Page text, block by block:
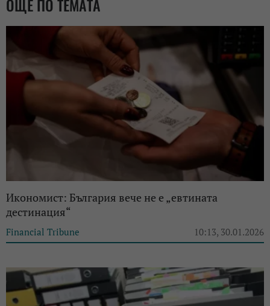
ОЩЕ ПО ТЕМАТА
Икономист: България вече не е „евтината
дестинация“
Financial Tribune 10:13, 30.01.2026